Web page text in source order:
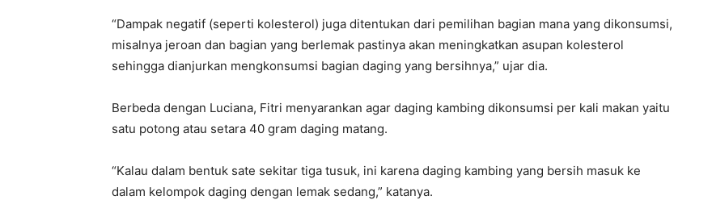
“Dampak negatif (seperti kolesterol) juga ditentukan dari pemilihan bagian mana yang dikonsumsi,
misalnya jeroan dan bagian yang berlemak pastinya akan meningkatkan asupan kolesterol
sehingga dianjurkan mengkonsumsi bagian daging yang bersihnya,” ujar dia.
Berbeda dengan Luciana, Fitri menyarankan agar daging kambing dikonsumsi per kali makan yaitu
satu potong atau setara 40 gram daging matang.
“Kalau dalam bentuk sate sekitar tiga tusuk, ini karena daging kambing yang bersih masuk ke
dalam kelompok daging dengan lemak sedang,” katanya.